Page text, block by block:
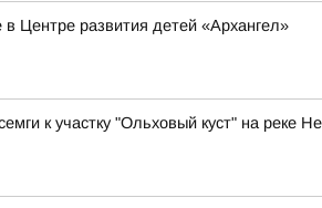
Центре развития детей «Архангел»
к участку "Ольховый куст" на реке